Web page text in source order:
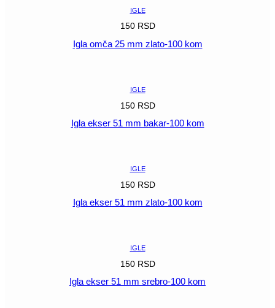
IGLE
150 RSD
Igla omča 25 mm zlato-100 kom
IGLE
150 RSD
Igla ekser 51 mm bakar-100 kom
IGLE
150 RSD
Igla ekser 51 mm zlato-100 kom
IGLE
150 RSD
Igla ekser 51 mm srebro-100 kom